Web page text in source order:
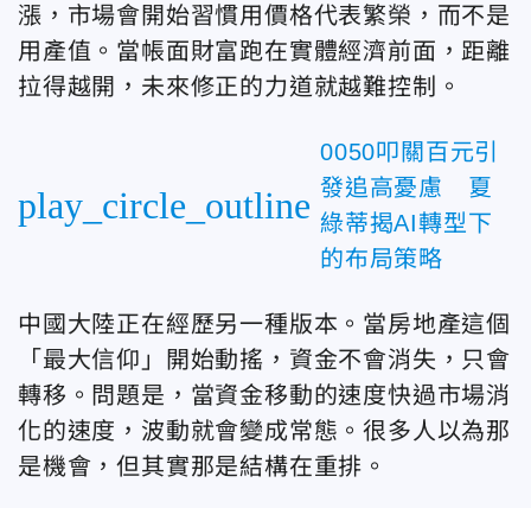
漲，市場會開始習慣用價格代表繁榮，而不是
用產值。當帳面財富跑在實體經濟前面，距離
拉得越開，未來修正的力道就越難控制。
play_circle_outline
0050叩關百元引
發追高憂慮 夏
綠蒂揭AI轉型下
的布局策略
中國大陸正在經歷另一種版本。 當房地產這個
「最大信仰」開始動搖，資金不會消失，只會
轉移。問題是，當資金移動的速度快過市場消
化的速度，波動就會變成常態。很多人以為那
是機會，但其實那是結構在重排。